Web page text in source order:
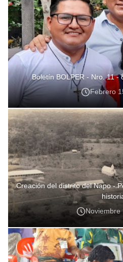
Boletín BOLPER - Nro. 11 -
Febrero
Creación del distrito del Napo -
Noviembre